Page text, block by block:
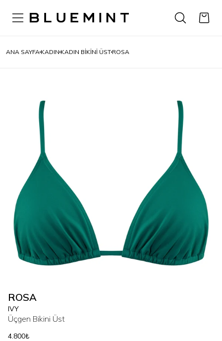
ANA SAYFA KADIN KADIN BİKİNİ ÜST ROSA
ROSA
IVY
Üçgen Bikini Üst
4.800₺